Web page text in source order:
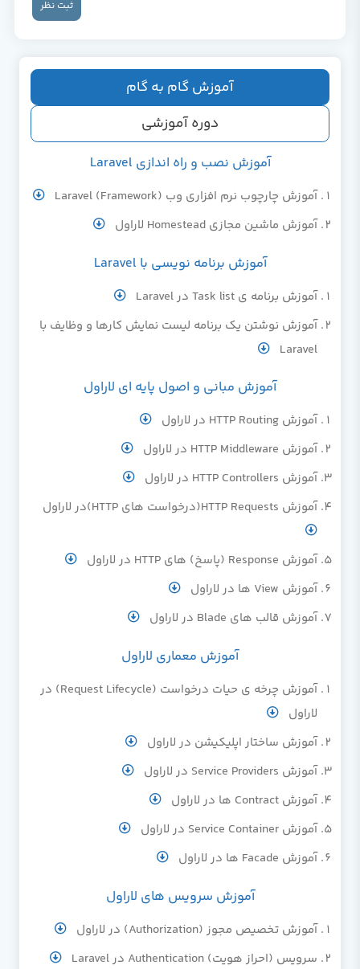
آموزش گام به گام
دوره آموزشی
آموزش نصب و راه اندازی Laravel
آموزش چارچوب نرم افزاری وب (Framework) Laravel
آموزش ماشین مجازی Homestead لاراول
آموزش برنامه نویسی با Laravel
آموزش برنامه ی Task list در Laravel
آموزش نوشتن یک برنامه لیست نمایش کارها و وظایف با
Laravel
آموزش مبانی و اصول پایه ای لاراول
آموزش HTTP Routing در لاراول
آموزش HTTP Middleware در لاراول
آموزش HTTP Controllers در لاراول
آموزش HTTP Requests(درخواست های HTTP)در لاراول
آموزش Response (پاسخ) های HTTP در لاراول
آموزش View ها در لاراول
آموزش قالب های Blade در لاراول
آموزش معماری لاراول
آموزش چرخه ی حیات درخواست (Request Lifecycle) در
لاراول
آموزش ساختار اپلیکیشن در لاراول
آموزش Service Providers در لاراول
آموزش Contract ها در لاراول
آموزش Service Container در لاراول
آموزش Facade ها در لاراول
آموزش سرویس های لاراول
آموزش تخصیص مجوز (Authorization) در لاراول
سرویس (احراز هویت) Authentication در Laravel
ثبت نظر